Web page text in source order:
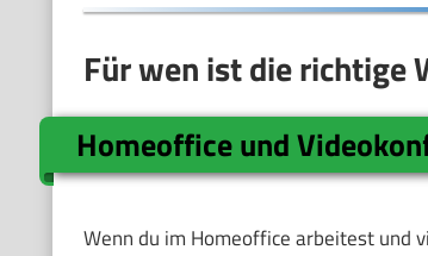
Für wen ist die richtige
Homeoffice und
Wenn du im Homeoffice arbeitest und